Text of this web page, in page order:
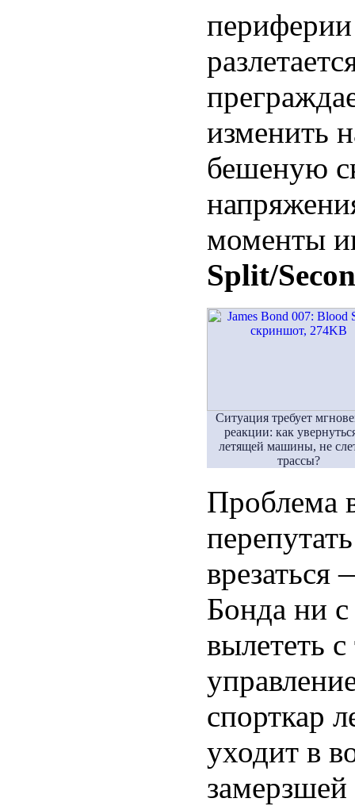
периферии
изменить
бешеную
моменты
Split/
Ситуация требует
реакции: как
летящей машины, не
трассы?
Проблема
врезаться
Бонда ни
вылететь
спорткар
уходит в